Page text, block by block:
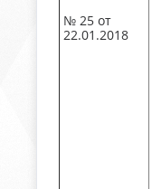
№ 25 от
22.01.2018